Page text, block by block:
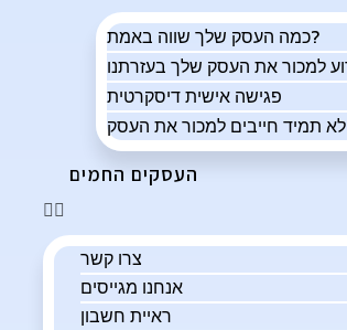
כמה העסק שלך שווה באמת?
פגישה אישית דיסקרטית
לא תמיד חייבים למכור את העסק
העסקים החמים
צרו קשר
אנחנו מגייסים
ראיית חשבון